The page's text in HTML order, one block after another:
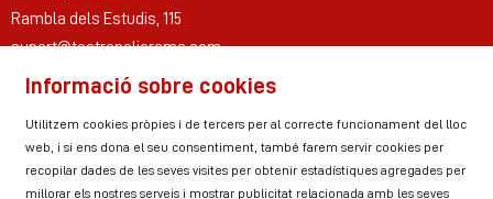
Rambla dels Estudis, 115
suport@teatrepoliorama.com
Link a instagram
Link a youtube
Link a twitter
Link a facebook
Link a ticktok
Link a linkedin
Informació sobre cookies
Utilitzem cookies pròpies i de tercers per al correcte funcionament del lloc
web, i si ens dona el seu consentiment, també farem servir cookies per
recopilar dades de les seves visites per obtenir estadístiques agregades per
millorar els nostres serveis i mostrar publicitat relacionada amb les seves